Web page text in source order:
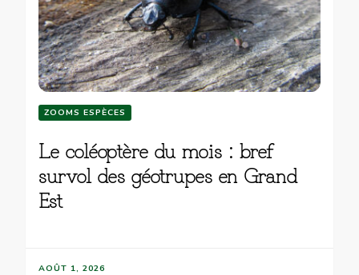
ZOOMS ESPÈCES
Le coléoptère du mois : bref
survol des géotrupes en Grand
Est
AOÛT 1, 2026